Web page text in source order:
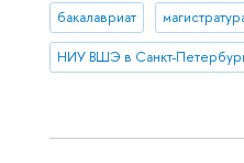
бакалавриат
НИУ ВШЭ в Санкт-